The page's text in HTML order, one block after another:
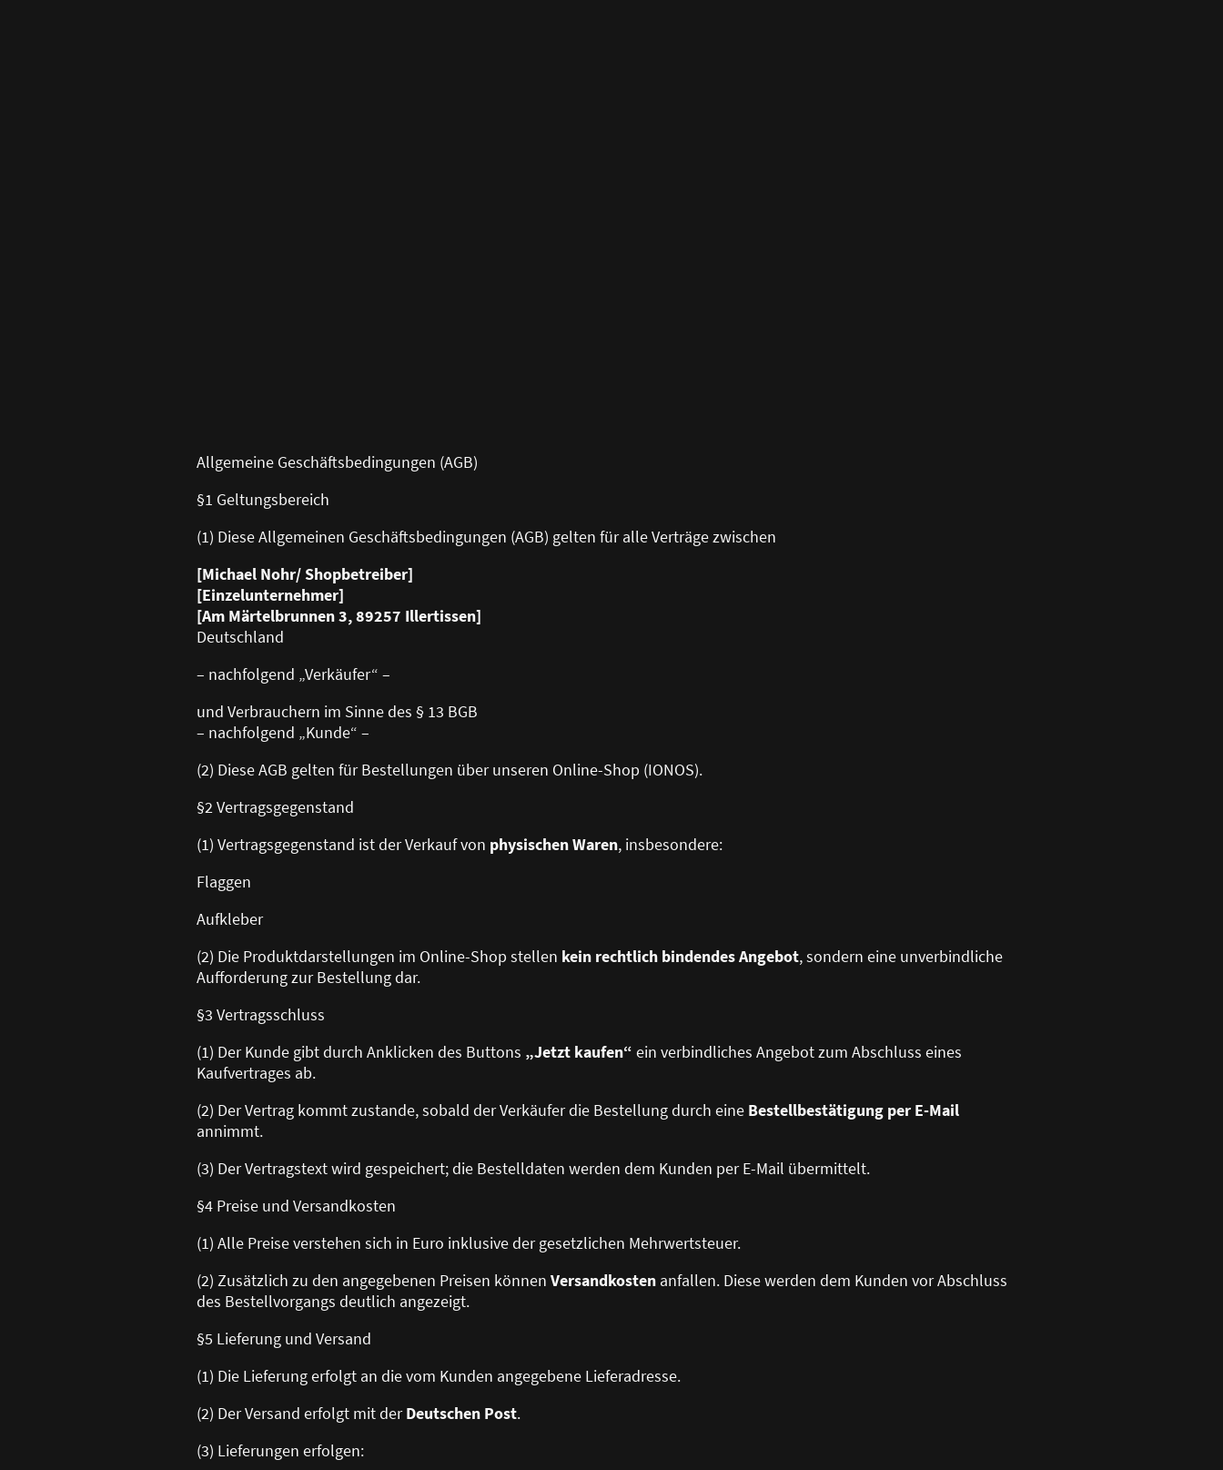
Allgemeine Geschäftsbedingungen (AGB)
§1 Geltungsbereich
(1) Diese Allgemeinen Geschäftsbedingungen (AGB) gelten für alle Verträge zwischen
[Michael Nohr/ Shopbetreiber]
[Einzelunternehmer]
[Am Märtelbrunnen 3, 89257 Illertissen]
Deutschland
– nachfolgend „Verkäufer“ –
und Verbrauchern im Sinne des § 13 BGB
– nachfolgend „Kunde“ –
(2) Diese AGB gelten für Bestellungen über unseren Online-Shop (IONOS).
§2 Vertragsgegenstand
(1) Vertragsgegenstand ist der Verkauf von physischen Waren, insbesondere:
Flaggen
Aufkleber
(2) Die Produktdarstellungen im Online-Shop stellen kein rechtlich bindendes Angebot, sondern eine unverbindliche
Aufforderung zur Bestellung dar.
§3 Vertragsschluss
(1) Der Kunde gibt durch Anklicken des Buttons „Jetzt kaufen“ ein verbindliches Angebot zum Abschluss eines
Kaufvertrages ab.
(2) Der Vertrag kommt zustande, sobald der Verkäufer die Bestellung durch eine Bestellbestätigung per E-Mail
annimmt.
(3) Der Vertragstext wird gespeichert; die Bestelldaten werden dem Kunden per E-Mail übermittelt.
§4 Preise und Versandkosten
(1) Alle Preise verstehen sich in Euro inklusive der gesetzlichen Mehrwertsteuer.
(2) Zusätzlich zu den angegebenen Preisen können Versandkosten anfallen. Diese werden dem Kunden vor Abschluss
des Bestellvorgangs deutlich angezeigt.
§5 Lieferung und Versand
(1) Die Lieferung erfolgt an die vom Kunden angegebene Lieferadresse.
(2) Der Versand erfolgt mit derDeutschen Post.
(3) Lieferungen erfolgen: